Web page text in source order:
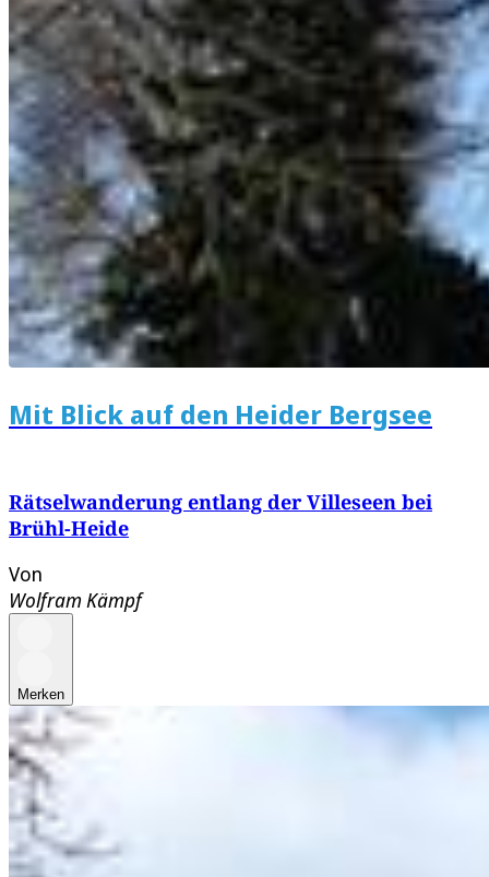
Mit Blick auf den Heider Bergsee
Rätselwanderung entlang der Villeseen bei
Brühl-Heide
Von
Wolfram Kämpf
Merken